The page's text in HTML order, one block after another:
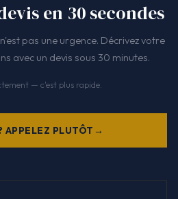
en 30 secondes
pas une urgence. Décrivez votre
avec un devis sous 30 minutes.
— c'est plus rapide.
APPELEZ PLUTÔT